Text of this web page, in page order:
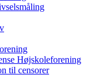
Højskoleforening
til censorer